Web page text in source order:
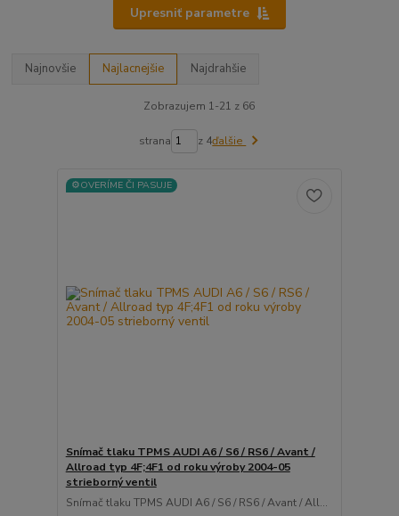
Upresniť parametre
Najnovšie Najlacnejšie Najdrahšie
Zobrazujem 1-21 z 66
strana z 4ďalšie
⚙️OVERÍME ČI PASUJE
Snímač tlaku TPMS AUDI A6 / S6 / RS6 / Avant /
Allroad typ 4F;4F1 od roku výroby 2004-05
strieborný ventil
Snímač tlaku TPMS AUDI A6 / S6 / RS6 / Avant / All...